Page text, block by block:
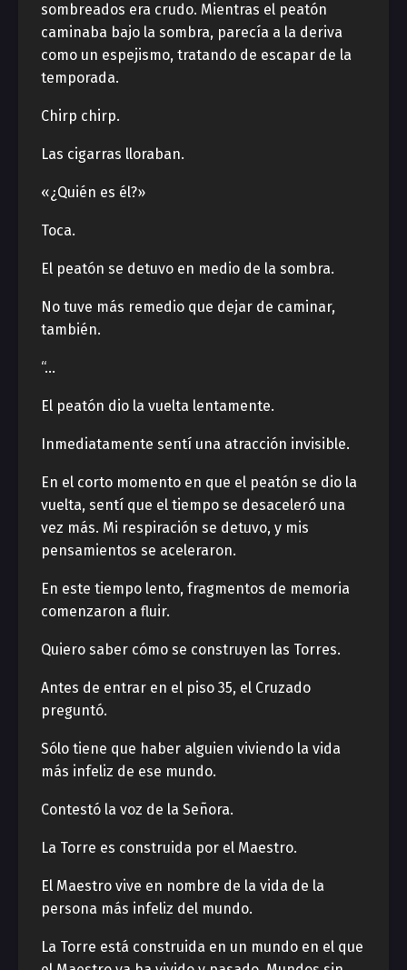
sombreados era crudo. Mientras el peatón
caminaba bajo la sombra, parecía a la deriva
como un espejismo, tratando de escapar de la
temporada.
Chirp chirp.
Las cigarras lloraban.
«¿Quién es él?»
Toca.
El peatón se detuvo en medio de la sombra.
No tuve más remedio que dejar de caminar,
también.
“…
El peatón dio la vuelta lentamente.
Inmediatamente sentí una atracción invisible.
En el corto momento en que el peatón se dio la
vuelta, sentí que el tiempo se desaceleró una
vez más. Mi respiración se detuvo, y mis
pensamientos se aceleraron.
En este tiempo lento, fragmentos de memoria
comenzaron a fluir.
Quiero saber cómo se construyen las Torres.
Antes de entrar en el piso 35, el Cruzado
preguntó.
Sólo tiene que haber alguien viviendo la vida
más infeliz de ese mundo.
Contestó la voz de la Señora.
La Torre es construida por el Maestro.
El Maestro vive en nombre de la vida de la
persona más infeliz del mundo.
La Torre está construida en un mundo en el que